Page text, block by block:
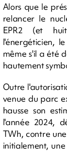
Alors que le
relancer le
EPR2 (et
l'énergéticien,
même s'il a été
hautement
Outre
venue du parc
hausse son
l'année 2024,
TWh, contre
initialement,